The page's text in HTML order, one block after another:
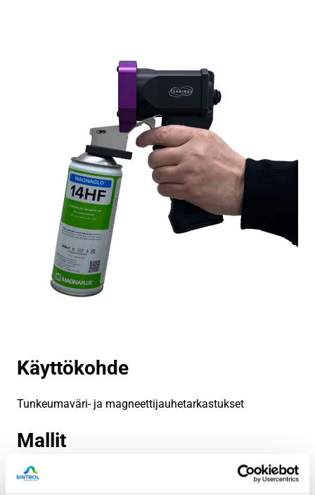
Käyttökohde
Tunkeumaväri- ja magneettijauhetarkastukset
Mallit